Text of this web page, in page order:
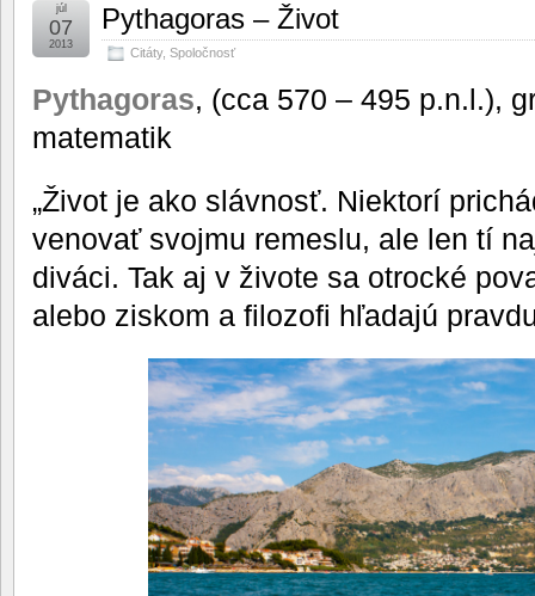
Pythagoras – Život
Citáty, Spoločnosť
júl
07
2013
Pythagoras, (cca 570 – 495 p.n.l.),
matematik
„Život je ako slávnosť. Niektorí
venovať svojmu remeslu, ale len tí
diváci. Tak aj v živote sa otrocké
alebo ziskom a filozofi hľadajú